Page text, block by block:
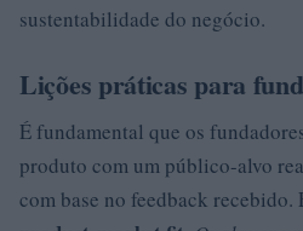
sustentabilidade do negócio.
Lições práticas para
É fundamental que os
produto com um público-alvo
com base no feedback recebido.